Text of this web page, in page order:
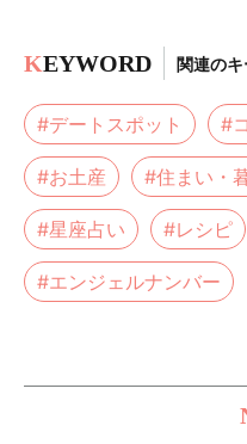
KEYWORD 関連の
#デートスポット #
#お土産 #住まい・
#星座占い #レシピ
#エンジェルナンバー